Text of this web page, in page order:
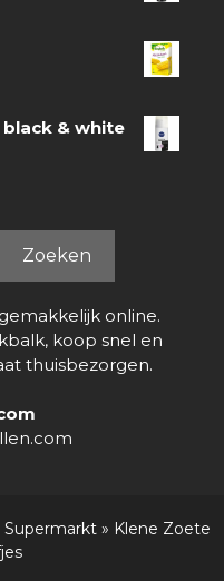
& white
Zoeken
online.
koop snel en
thuisbezorgen.
Supermarkt» Klene Zoete